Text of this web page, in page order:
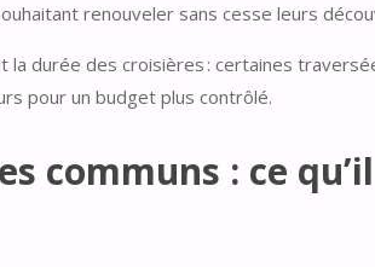
renouveler sans cesse leurs
la durée des croisières : certaines
pour un budget plus contrôlé.
communs : ce